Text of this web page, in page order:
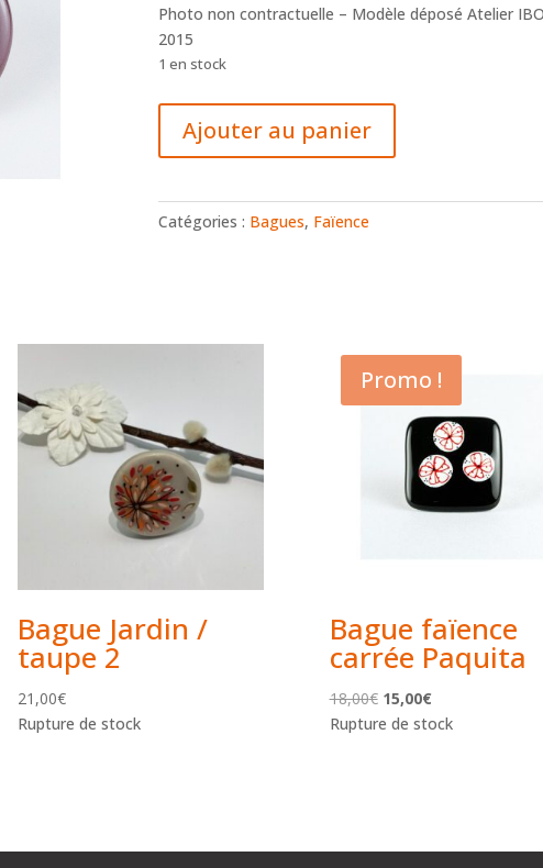
Photo non contractuelle – Modèle déposé Atelier
2015
1 en stock
Bague
ronde
Ajouter au panier
Catégories : Bagues, Faïence
Bague Jardin /
taupe 2
21,00€
Rupture de stock
Promo !
Bague faïence
carrée Paquita
18,00€ Le
prix
15,00€Le
prix
Rupture de stock